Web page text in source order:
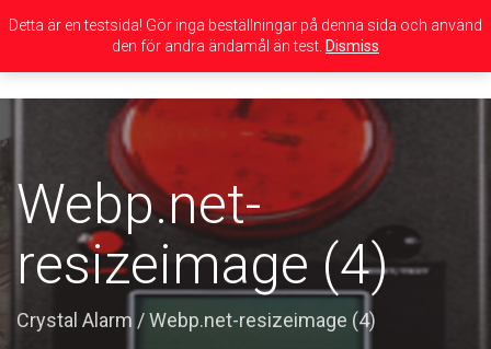
navigation
Webp.net-
resizeimage (4)
Crystal Alarm /Webp.net-resizeimage (4)
Detta är en testsida! Gör inga beställningar på denna sida och använd
den för andra ändamål än test. Dismiss